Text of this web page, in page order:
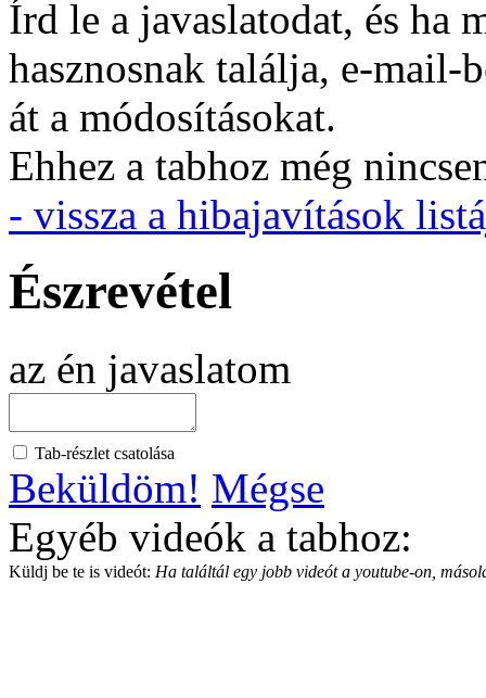
Írd le a javaslatodat, és ha
hasznosnak találja, e-mail-
át a módosításokat.
Ehhez a tabhoz még
- vissza a hibajavítások
Észrevétel
az én javaslatom
Tab-részlet csatolása
Beküldöm! Mégse
Egyéb videók a tabhoz:
Küldj be te is videót: Ha találtál egy jobb videót a youtube-on,